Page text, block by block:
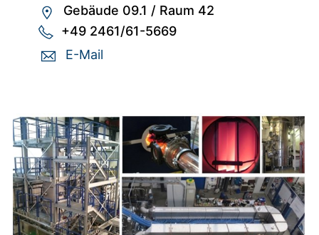
Gebäude 09.1 / Raum 42
+49 2461/61-5669
E-Mail